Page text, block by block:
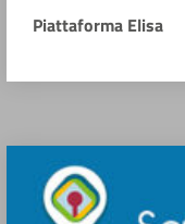
Piattaforma Elisa